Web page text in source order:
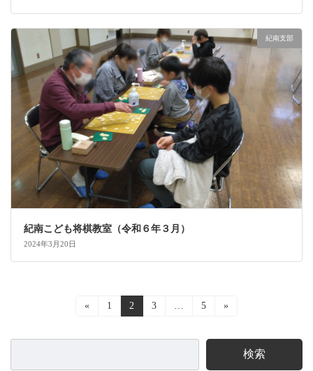
紀南支部
紀南こども将棋教室（令和６年３月）
2024年3月20日
«
固
1
固
定
2
固
3 …
固
ー
5 »
検索